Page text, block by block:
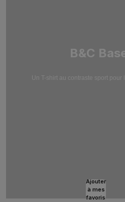
B&C
Un T-shirt au contraste sport pour
Ajouter
à mes
favoris